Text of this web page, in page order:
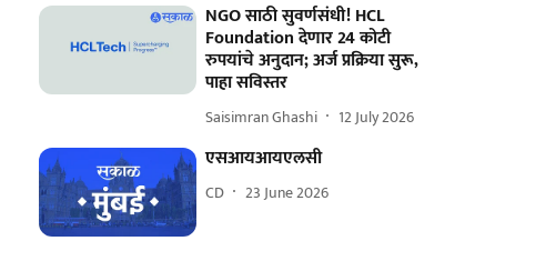
NGO साठी सुवर्णसंधी! HCL
Foundation देणार 24 कोटी
रुपयांचे अनुदान; अर्ज प्रक्रिया सुरू,
पाहा सविस्तर
Saisimran Ghashi 12 July 2026
एसआयआयएलसी
CD 23 June 2026